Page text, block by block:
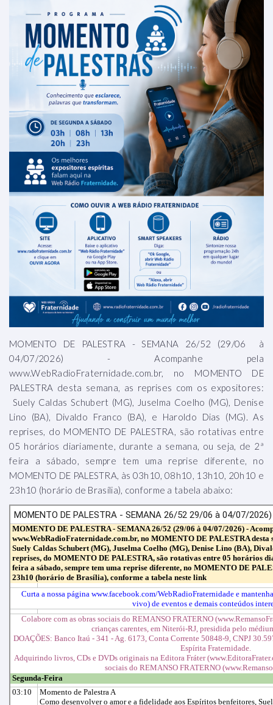
MOMENTO DE PALESTRA - SEMANA 26/52 (29/06 à
04/07/2026) - Acompanhe pela
www.WebRadioFraternidade.com.br, no MOMENTO DE
PALESTRA desta semana, as reprises com os expositores:
Suely Caldas Schubert (MG), Juselma Coelho (MG), Denise
Lino (BA), Divaldo Franco (BA), e Haroldo Dias (MG). As
reprises, do MOMENTO DE PALESTRA, são rotativas entre
05 horários diariamente, durante a semana, ou seja, de 2ª
feira a sábado, sempre tem uma reprise diferente, no
MOMENTO DE PALESTRA, às 03h10, 08h10, 13h10, 20h10 e
23h10 (horário de Brasília), conforme a tabela abaixo: